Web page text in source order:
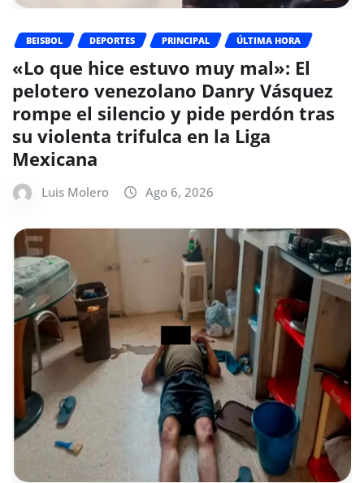
BEISBOL DEPORTES PRINCIPAL ÚLTIMA HORA
«Lo que hice estuvo muy mal»: El
pelotero venezolano Danry Vásquez
rompe el silencio y pide perdón tras
su violenta trifulca en la Liga
Mexicana
Luis Molero Ago 6, 2026